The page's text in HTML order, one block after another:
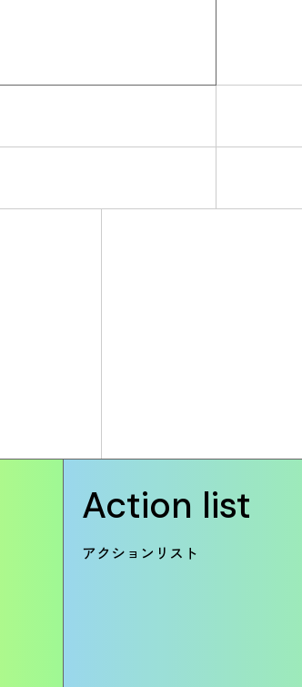
Action list
アクションリスト